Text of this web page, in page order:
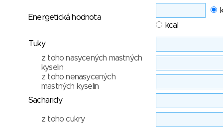
Energetická hodnota
kcal
Tuky
z toho nasycených mastných
kyselin
z toho nenasycených
mastných kyselin
Sacharidy
z toho cukry